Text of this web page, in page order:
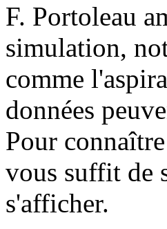
F. Portoleau
simulation,
comme
données
Pour
vous suffit de
s'afficher.